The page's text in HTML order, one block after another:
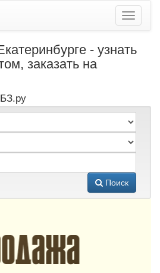
- узнать
заказать на
Поиск